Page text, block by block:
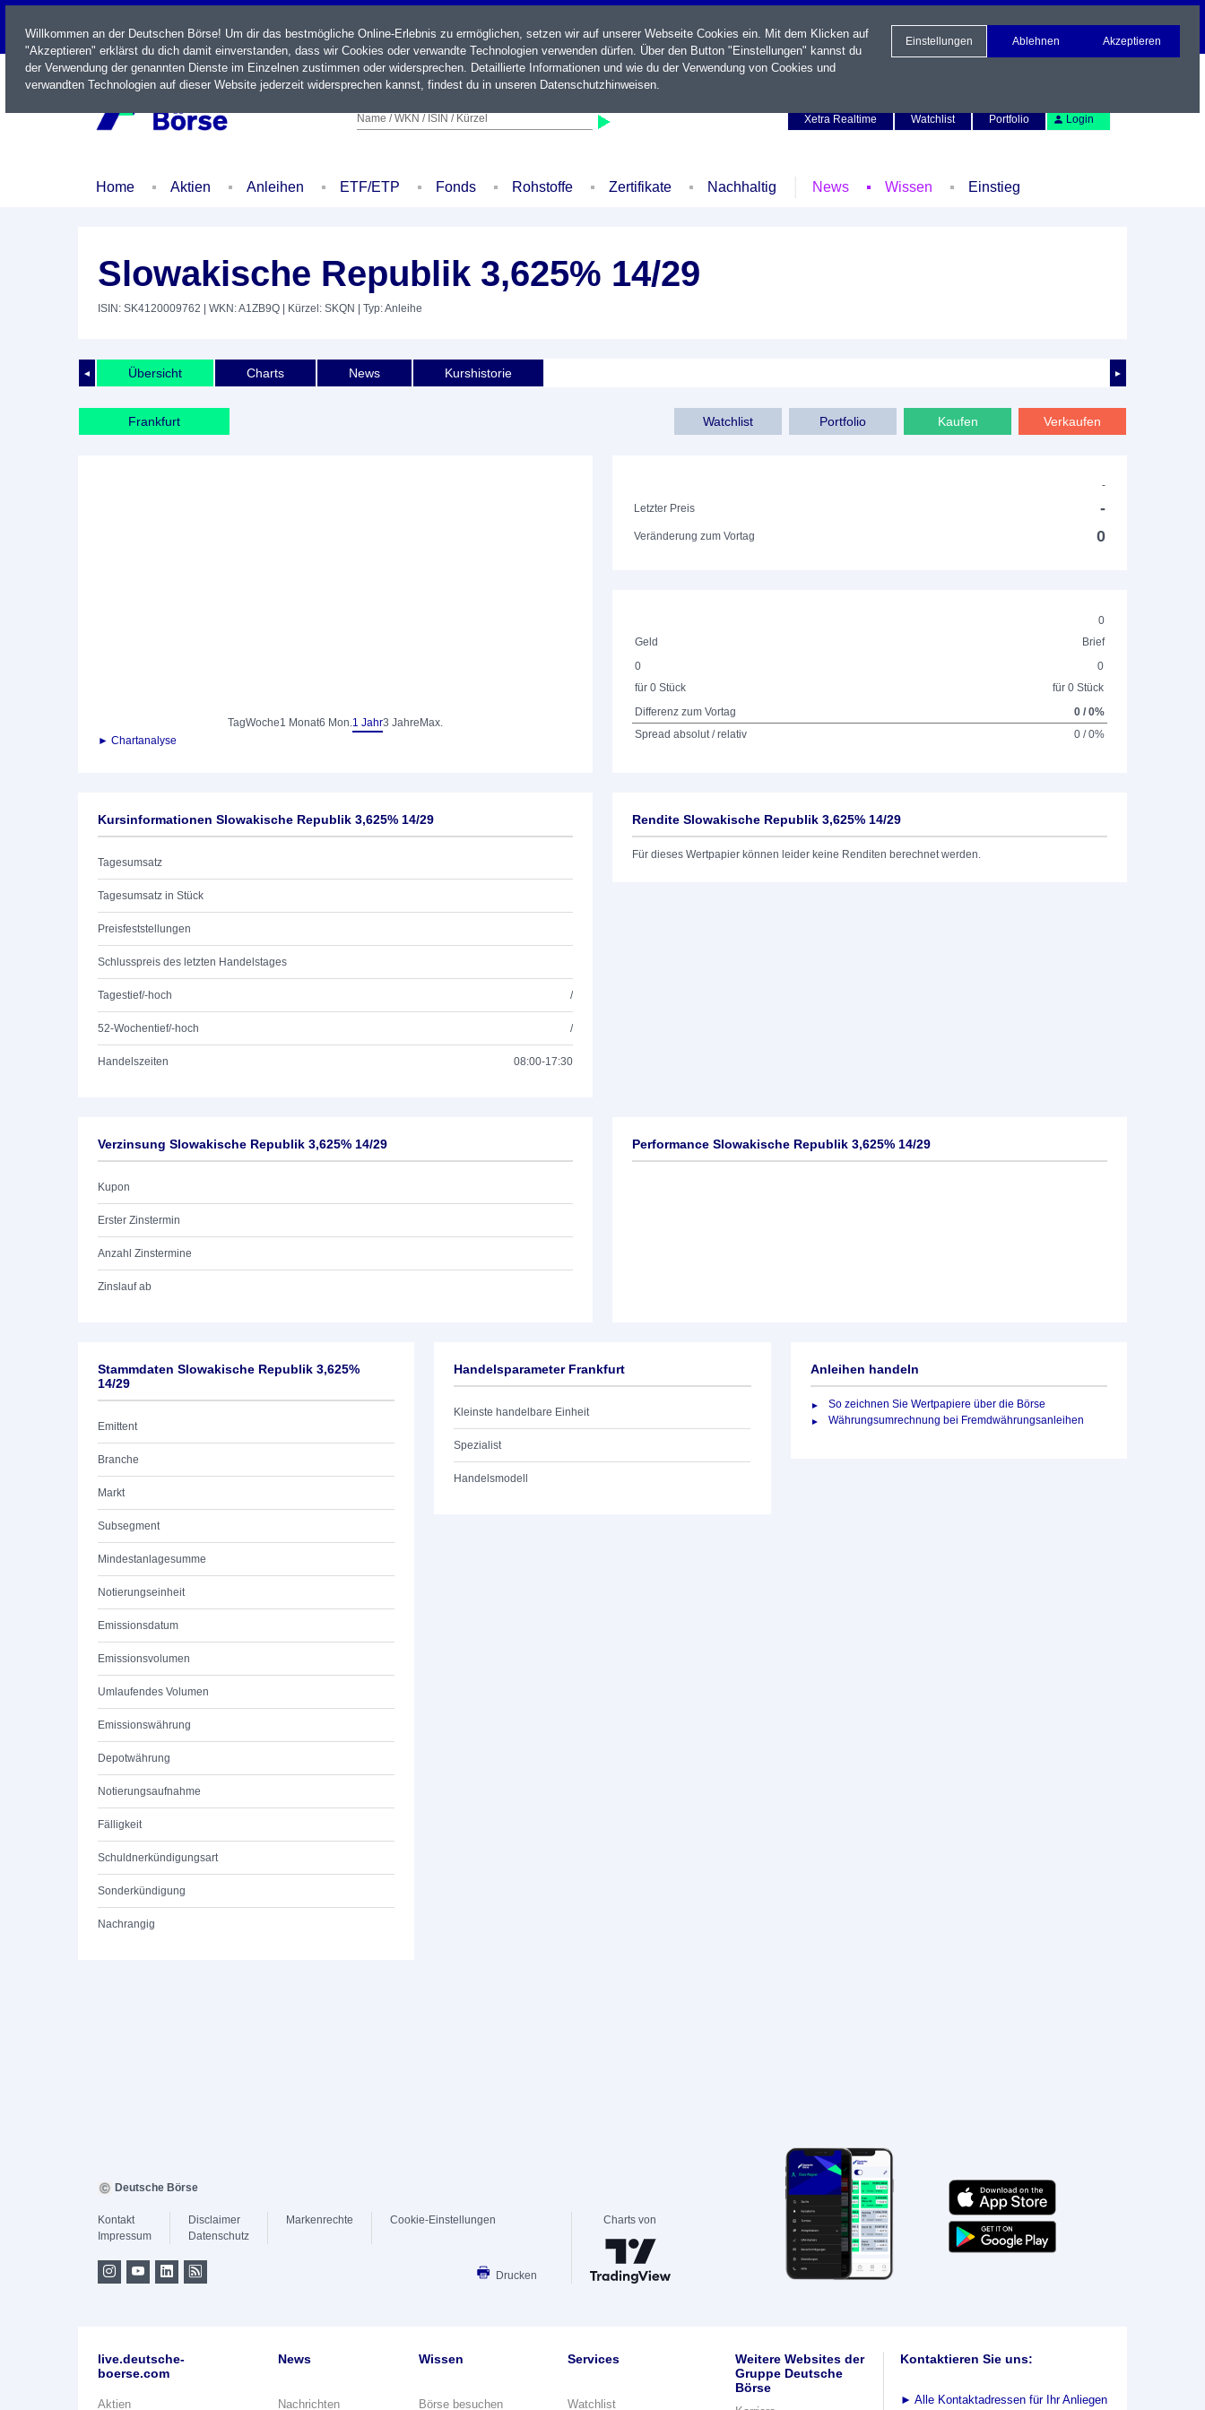
LIVE
Name / WKN / ISIN / Kürzel
Xetra Realtime
Watchlist Portfolio Login
Home Aktien Anleihen ETF/ETP Fonds Rohstoffe Zertifikate Nachhaltig News Wissen Einstieg
Slowakische Republik 3,625% 14/29
ISIN: SK4120009762 | WKN: A1ZB9Q | Kürzel: SKQN | Typ: Anleihe
◄ ►
Übersicht Charts News Kurshistorie
Frankfurt Verkaufen
Kaufen
Portfolio
Watchlist
TagWoche1 Monat6 Mon.1 Jahr3 Jahre Max.
► Chartanalyse
-
Letzter Preis
-
Veränderung zum Vortag 0
0
Geld
Brief
0
für 0 Stück
0
für 0 Stück
Differenz zum Vortag
0 / 0%
Spread absolut / relativ
0 / 0%
Kursinformationen Slowakische Republik 3,625% 14/29
Tagesumsatz
Tagesumsatz in Stück
Preisfeststellungen
Schlusspreis des letzten Handelstages
Tagestief/-hoch /
52-Wochentief/-hoch /
Handelszeiten 08:00-17:30
Rendite Slowakische Republik 3,625% 14/29
Für dieses Wertpapier können leider keine Renditen berechnet werden.
Verzinsung Slowakische Republik 3,625% 14/29
Kupon
Erster Zinstermin
Anzahl Zinstermine
Zinslauf ab
Performance Slowakische Republik 3,625% 14/29
Stammdaten Slowakische Republik 3,625%
14/29
Emittent
Branche
Markt
Subsegment
Mindestanlagesumme
Notierungseinheit
Emissionsdatum
Emissionsvolumen
Umlaufendes Volumen
Emissionswährung
Depotwährung
Notierungsaufnahme
Fälligkeit
Schuldnerkündigungsart
Sonderkündigung
Nachrangig
Handelsparameter Frankfurt
Kleinste handelbare Einheit
Spezialist
Handelsmodell
Anleihen handeln
So zeichnen Sie Wertpapiere über die Börse
Währungsumrechnung bei Fremdwährungsanleihen
Willkommen an der Deutschen Börse! Um dir das bestmögliche Online-Erlebnis zu ermöglichen, setzen wir auf unserer Webseite Cookies ein. Mit dem Klicken auf
"Akzeptieren" erklärst du dich damit einverstanden, dass wir Cookies oder verwandte Technologien verwenden dürfen. Über den Button "Einstellungen" kannst du
der Verwendung der genannten Dienste im Einzelnen zustimmen oder widersprechen. Detaillierte Informationen und wie du der Verwendung von Cookies und
verwandten Technologien auf dieser Website jederzeit widersprechen kannst, findest du in unseren Datenschutzhinweisen.
Einstellungen Ablehnen Akzeptieren
Deutsche Börse
Kontakt
Impressum
Disclaimer
Datenschutz
Markenrechte Cookie-Einstellungen
Drucken
Charts von
live.deutsche-
boerse.com
Aktien
News
Nachrichten
Wissen
Börse besuchen
Services
Watchlist
Weitere Websites der
Gruppe Deutsche
Börse
Kontaktieren Sie uns:
► Alle Kontaktadressen für Ihr Anliegen